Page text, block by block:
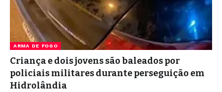
ARMA DE FOGO
Criança e dois jovens são baleados por
policiais militares durante perseguição em
Hidrolândia